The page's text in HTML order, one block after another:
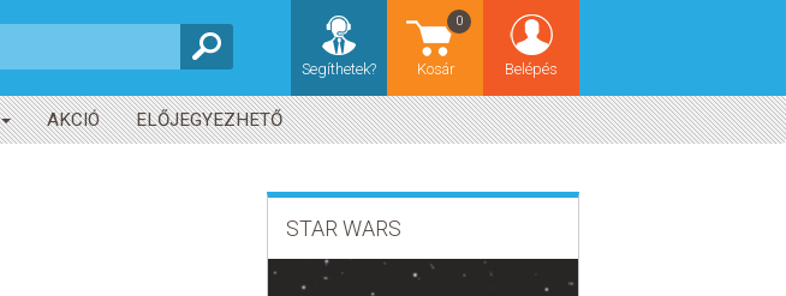
Belépés
Kosár
0
Segíthetek?
AKCIÓ ELŐJEGYEZHETŐ
STAR WARS